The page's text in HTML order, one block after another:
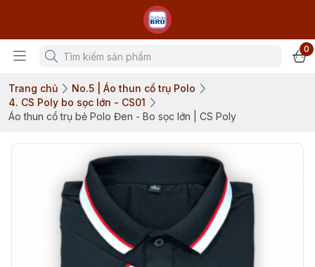
0
Trang chủ
No.5 | Áo thun cổ trụ Polo
4. CS Poly bo sọc lớn - CS01
Áo thun cổ trụ bẻ Polo Đen - Bo sọc lớn | CS Poly